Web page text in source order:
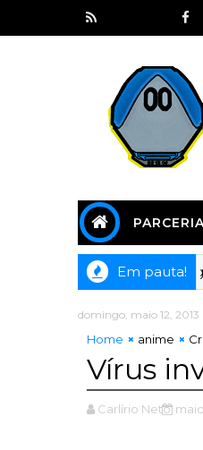
Em pauta!
281] Animes em que
domingo, maio 12, 2013
Home anime
Vírus
Carlírio Neto maio